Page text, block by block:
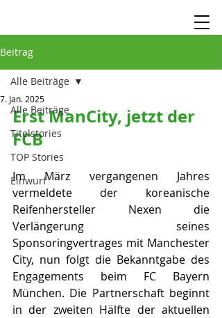
Beitrag
Alle Beiträge
Titelstories
TOP Stories
Einwurf
Alle Beiträge
7. Jan. 2025
Erst ManCity, jetzt der
FCB
Im März vergangenen Jahres
vermeldete der koreanische
Reifenhersteller Nexen die
Verlängerung seines
Sponsoringvertrages mit Manchester
City, nun folgt die Bekanntgabe des
Engagements beim FC Bayern
München. Die Partnerschaft beginnt
in der zweiten Hälfte der aktuellen